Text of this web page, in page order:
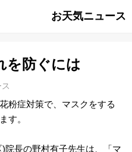
お天気ニュース
を防ぐには
粉症対策で、マスクをする
す。
院長の野村有子先生は、「マ